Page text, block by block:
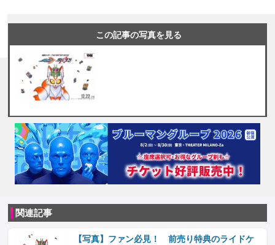
この記事の写真を見る
関連記事
【写真】ファン必見！ 前売り特典のライドケ